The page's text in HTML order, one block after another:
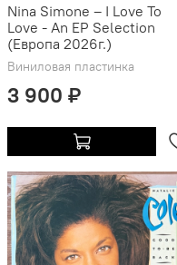
Nina Simone ‎– I Love To
Love - An EP Selection
(Европа 2026г.)
Виниловая пластинка
3 900 ₽